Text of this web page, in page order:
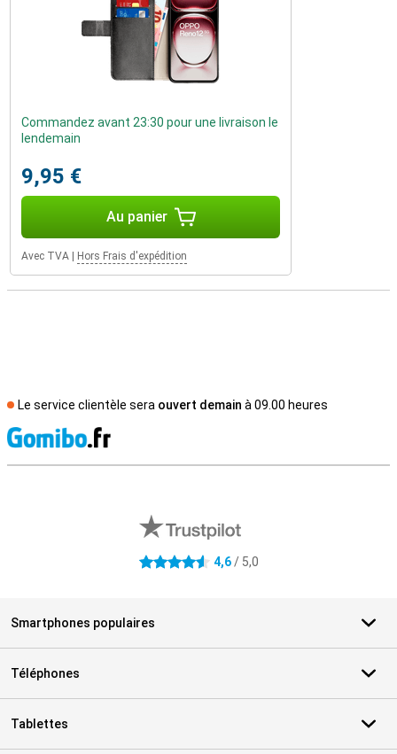
Commandez avant 23:30 pour une livraison le
lendemain
9,95 €
Au panier
Avec TVA Hors Frais d'expédition
Le service clientèle sera ouvert demain à 09.00 heures
4.6 étoiles 4,6/ 5,0
Smartphones populaires
Téléphones
Tablettes